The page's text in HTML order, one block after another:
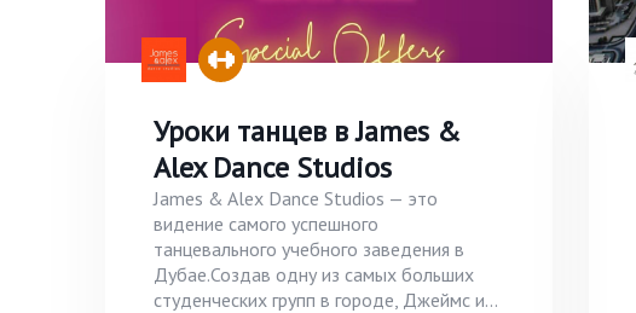
Уроки танцев в James &
Alex Dance Studios
James & Alex Dance Studios — это
видение самого успешного
танцевального учебного заведения в
Дубае.Создав одну из самых больших
студенческих групп в городе, Джеймс и...